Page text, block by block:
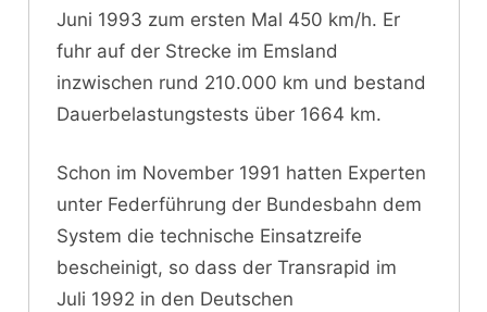
Juni 1993 zum ersten Mal 450 km/h. Er
fuhr auf der Strecke im Emsland
inzwischen rund 210.000 km und bestand
Dauerbelastungstests über 1664 km.
Schon im November 1991 hatten Experten
unter Federführung der Bundesbahn dem
System die technische Einsatzreife
bescheinigt, so dass der Transrapid im
Juli 1992 in den Deutschen